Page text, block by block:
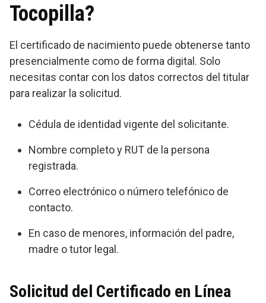
Tocopilla?
El certificado de nacimiento puede obtenerse tanto
presencialmente como de forma digital. Solo
necesitas contar con los datos correctos del titular
para realizar la solicitud.
Cédula de identidad vigente del solicitante.
Nombre completo y RUT de la persona
registrada.
Correo electrónico o número telefónico de
contacto.
En caso de menores, información del padre,
madre o tutor legal.
Solicitud del Certificado en Línea